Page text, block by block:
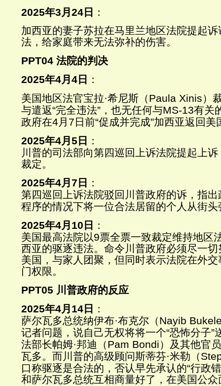
2025年3月 24 日 ：
加西亚的妻子苏拉在马里兰地区法院提起
法，给家庭带来无法弥补的伤害。
PPT04 法院的判决
2025年4月 4 日 ：
美国地区法官宝拉·希尼斯（Paula Xinis）
与遣返“完全违法” ，也无任何与MS-13有关
政府在4月 7 日前“促成并完成”加西亚返回美
2025年4月 5 日 ：
川普的司法部向第四巡回上诉法院提起上
裁定。
2025年4月 7 日 ：
第四巡回上诉法院驳回川普政府的诉，指出
程序的情况下将一位合法居留的个人从街
2025年4月 10 日 ：
美国最高法院以9票全票一致裁定维持地区
西亚的驱逐违法。命令川普政府必须尽一
美国，与家人团聚，但同时表示法院在外
门权限。
PPT05 川普政府的反应
2025年4月 14 日 ：
萨尔瓦多总统纳伊布·布克尔（Nayib
记者问题，说自己无权将将一个“恐怖分子”
法部长帕姆·邦迪（Pam Bondi）及其他官
瓦多。而川普的高级顾问斯蒂芬·米勒（
口称驱逐是合法的，否认早先承认的“行政
和萨尔瓦多总统互相商量好了，在美国公